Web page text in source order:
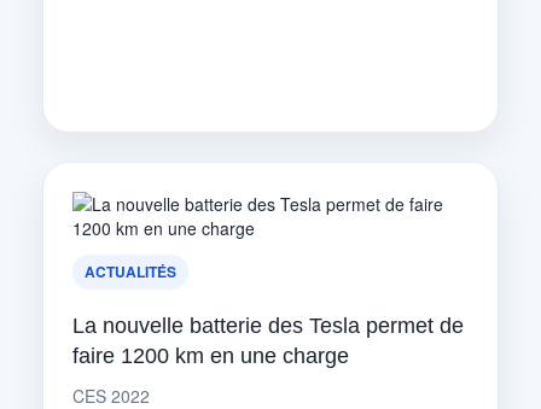
ACTUALITÉS
La nouvelle batterie des Tesla permet de
faire 1200 km en une charge
CES 2022